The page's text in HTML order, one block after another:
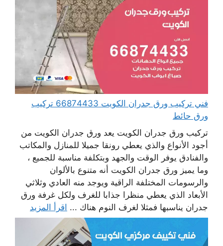
فني تركيب ورق جدران الكويت 66874433 تركيب
ورق حائط
تركيب ورق جدران الكويت يعد ورق جدران الكويت من
أجود الأنواع والذي يعطي رونقا جميلا للمنازل والمكاتب
والفنادق يوفر الوقت والجهد وبتكلفة مناسبة للجميع ،
وما يميز ورق جدران الكويت أنه متنوع بالألوان
والرسومات المختلفة الراقية ويوجد منه العادي وثلاثي
الأبعاد الذي يعطي منظرا جذابا للغرف ولكل غرفة ورق
جدران يناسبها فمثلا لغرف النوم هناك ... اقرأ المزيد